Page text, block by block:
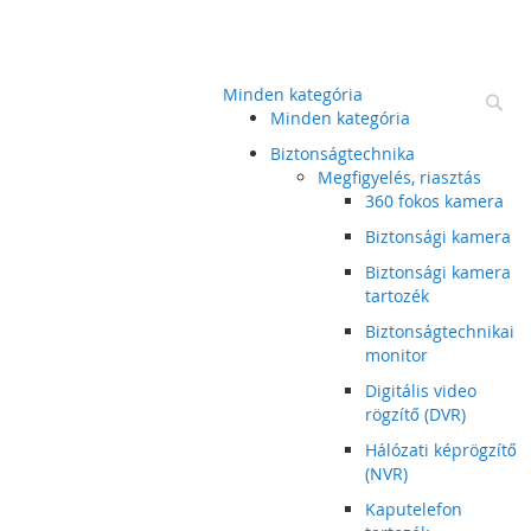
Minden kategória
Minden kategória
Biztonságtechnika
Megfigyelés, riasztás
360 fokos kamera
Biztonsági kamera
Biztonsági kamera
tartozék
Biztonságtechnikai
monitor
Digitális video
rögzítő (DVR)
Hálózati képrögzítő
(NVR)
Kaputelefon